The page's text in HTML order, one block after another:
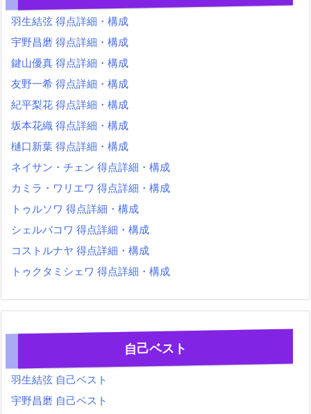
羽生結弦 得点詳細・構成
宇野昌磨 得点詳細・構成
鍵山優真 得点詳細・構成
友野一希 得点詳細・構成
紀平梨花 得点詳細・構成
坂本花織 得点詳細・構成
樋口新葉 得点詳細・構成
ネイサン・チェン 得点詳細・構成
カミラ・ワリエワ 得点詳細・構成
トゥルソワ 得点詳細・構成
シェルバコワ 得点詳細・構成
コストルナヤ 得点詳細・構成
トゥクタミシェワ 得点詳細・構成
自己ベスト
羽生結弦 自己ベスト
宇野昌磨 自己ベスト